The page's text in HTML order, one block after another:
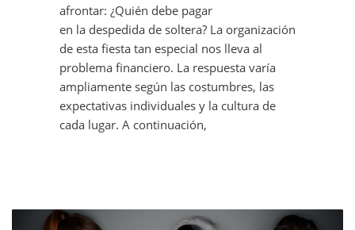
afrontar: ¿Quién debe pagar
en la despedida de soltera? La organización
de esta fiesta tan especial nos lleva al
problema financiero. La respuesta varía
ampliamente según las costumbres, las
expectativas individuales y la cultura de
cada lugar. A continuación,